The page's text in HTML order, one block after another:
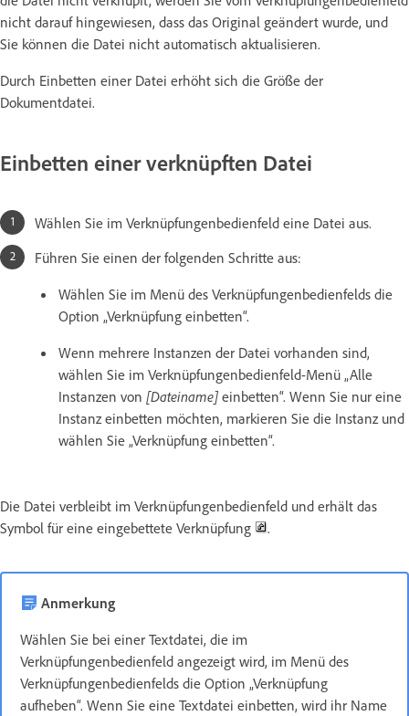
nicht darauf hingewiesen, dass das Original geändert wurde, und
Sie können die Datei nicht automatisch aktualisieren.
Durch Einbetten einer Datei erhöht sich die Größe der
Dokumentdatei.
Einbetten einer verknüpften Datei
Wählen Sie im Verknüpfungenbedienfeld eine Datei aus.
Führen Sie einen der folgenden Schritte aus:
Wählen Sie im Menü des Verknüpfungenbedienfelds die
Option „Verknüpfung einbetten“.
Wenn mehrere Instanzen der Datei vorhanden sind,
wählen Sie im Verknüpfungenbedienfeld-Menü „Alle
Instanzen von [Dateiname] einbetten“. Wenn Sie nur eine
Instanz einbetten möchten, markieren Sie die Instanz und
wählen Sie „Verknüpfung einbetten“.
Die Datei verbleibt im Verknüpfungenbedienfeld und erhält das
Symbol für eine eingebettete Verknüpfung
.
Anmerkung
Wählen Sie bei einer Textdatei, die im
Verknüpfungenbedienfeld angezeigt wird, im Menü des
Verknüpfungenbedienfelds die Option „Verknüpfung
aufheben“. Wenn Sie eine Textdatei einbetten, wird ihr Name